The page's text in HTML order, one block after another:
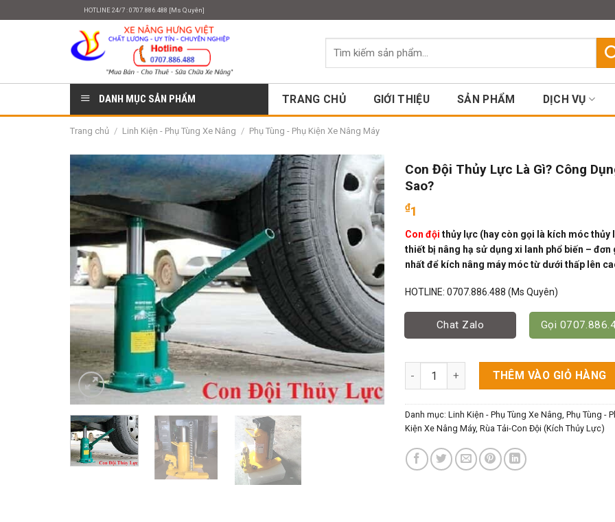
HOTLINE 24/7 : 0707.886.488 [Ms Quyên]
Tìm
DANH MỤC SẢN PHẨM
TRANG CHỦ GIỚI THIỆU SẢN PHẨM DỊCH VỤ
Trang chủ / Linh Kiện - Phụ Tùng Xe Nâng / Phụ Tùng - Phụ Kiện Xe Nâng Máy
Con Đội Thủy Lực Là Gì? Công
Sao?
₫1
Con đội thủy lực (hay còn gọi là kích móc thủy
thiết bị nâng hạ sử dụng xi lanh phổ biến – đơn
nhất để kích nâng máy móc từ dưới thấp lên
HOTLINE: 0707.886.488 (Ms Quyên)
Chat Zalo Gọi
Con Đội Thủy Lực Là Gì? Công Dụng Ra Sao?
THÊM VÀO GIỎ HÀNG
Danh mục: Linh Kiện - Phụ Tùng Xe Nâng, Phụ Tùng -
Kiện Xe Nâng Máy, Rùa Tải-Con Đội (Kích Thủy Lực)